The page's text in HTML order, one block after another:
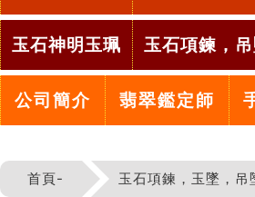
玉石神明玉珮 玉石項鍊，
公司簡介 翡翠鑑定師
首頁- 玉石項鍊，玉墜，吊